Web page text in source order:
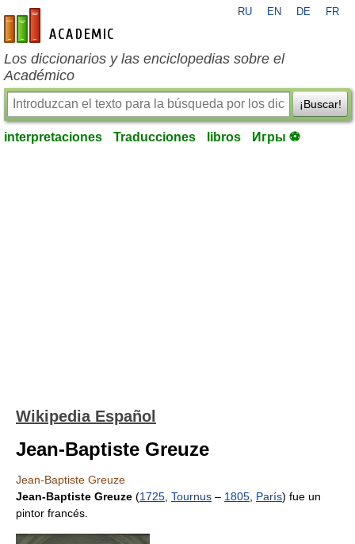
es-academic.com
RU EN DE FR
Los diccionarios y las enciclopedias sobre el
Académico
¡Buscar!
interpretaciones Traducciones libros Игры ⚽
Wikipedia Español
Jean-Baptiste Greuze
Jean-Baptiste Greuze
Jean-Baptiste Greuze (1725 Tournus – 1805 París) fue un
pintor francés.